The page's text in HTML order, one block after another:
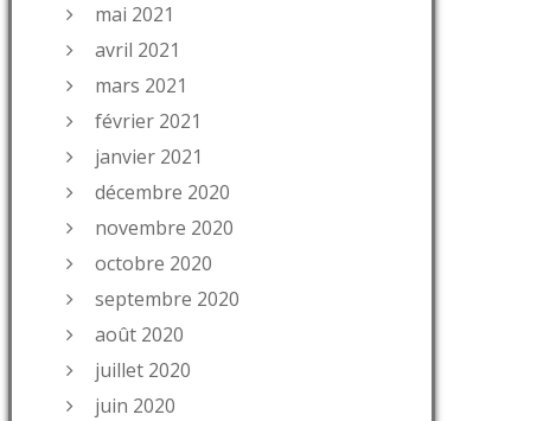
mai 2021
avril 2021
mars 2021
février 2021
janvier 2021
décembre 2020
novembre 2020
octobre 2020
septembre 2020
août 2020
juillet 2020
juin 2020